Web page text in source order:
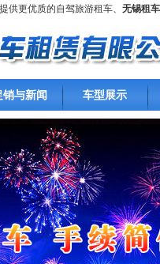
供更优质的自驾旅游租车、 无锡租车
销与新闻 车型展示